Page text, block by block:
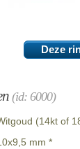
Deze
(id: 6000)
(14kt of
mm *